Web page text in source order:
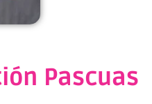
Pascuas